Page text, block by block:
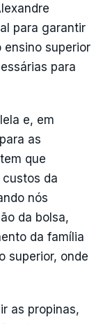
para garantir
ensino superior
para
e, em
as
que
custos da
nós
da bolsa,
da família
superior, onde
as propinas,